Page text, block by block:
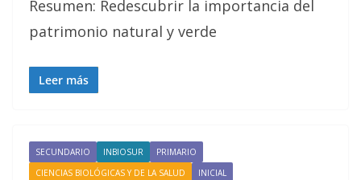
Resumen: Redescubrir la importancia del
patrimonio natural y verde
Leer más
SECUNDARIO INBIOSUR
PRIMARIO
CIENCIAS BIOLÓGICAS Y DE LA SALUD
INICIAL